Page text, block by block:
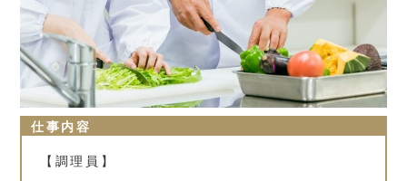
仕事内容
【調理員】